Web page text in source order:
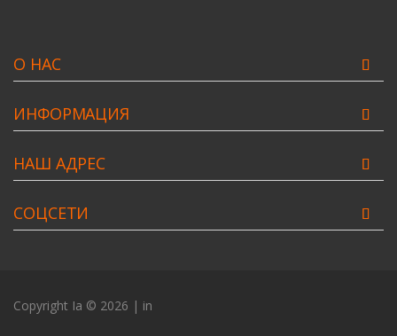
О НАС
ИНФОРМАЦИЯ
НАШ АДРЕС
СОЦСЕТИ
Copyright Ia © 2026 | in